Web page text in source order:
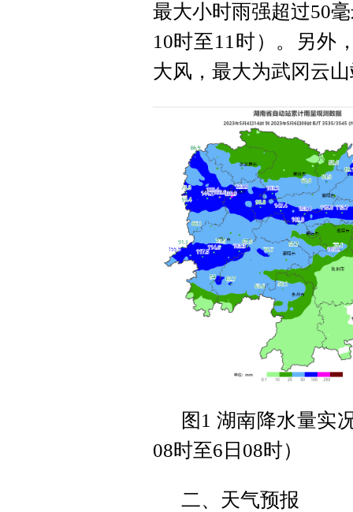
最大小时雨强超过50
10时至11时）。另外
大风，最大为武冈云
图1 湖南降水量实
08时至6日08时）
二、天气预报